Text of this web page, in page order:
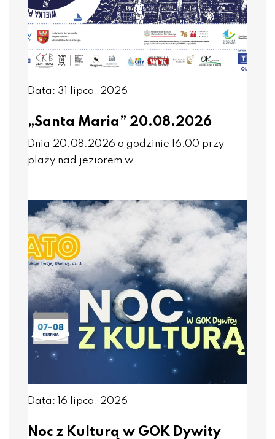
Data: 31 lipca, 2026
„Santa Maria” 20.08.2026
Dnia 20.08.2026 o godzinie 16:00 przy
plaży nad jeziorem w…
Data: 16 lipca, 2026
Noc z Kulturą w GOK Dywity